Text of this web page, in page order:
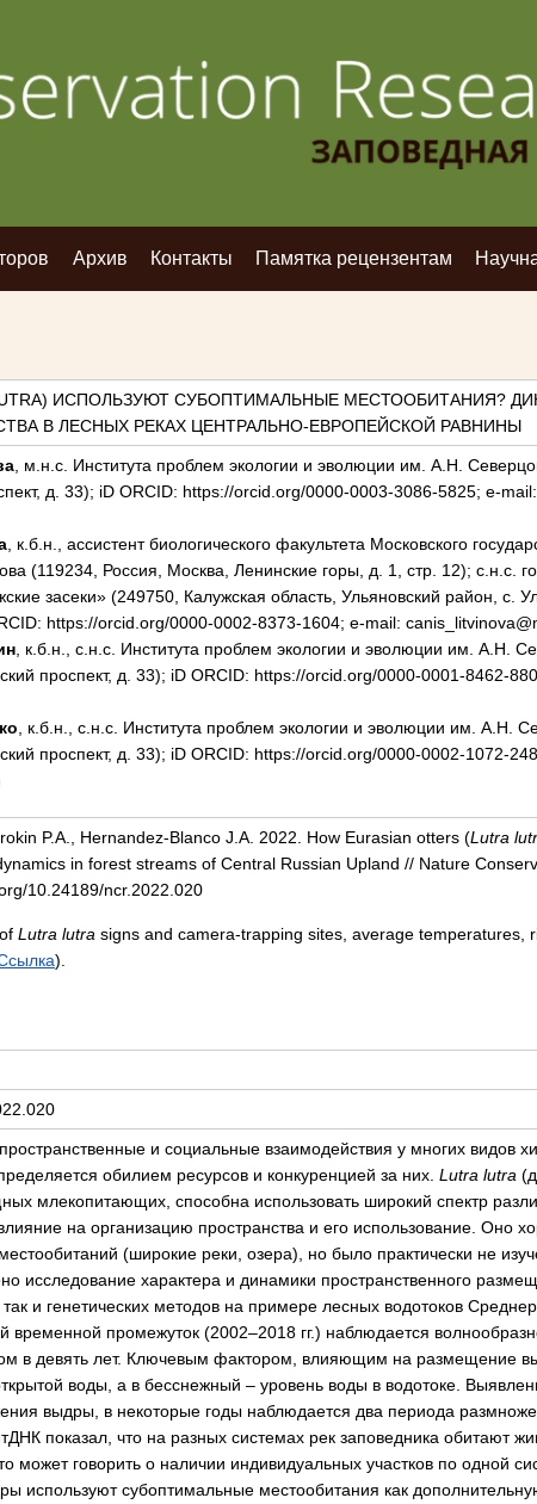
Архив Контакты Памятка рецензентам
ИСПОЛЬЗУЮТ СУБОПТИМАЛЬНЫЕ МЕСТООБИТАНИЯ?
В ЛЕСНЫХ РЕКАХ ЦЕНТРАЛЬНО-ЕВРОПЕЙСКОЙ РАВНИНЫ
, м.н.с. Института проблем экологии и эволюции им. А.Н.
д. 33); iD ORCID: https://orcid.org/0000-0003-3086-5825; e-mail:
, к.б.н., ассистент биологического факультета Московского
(119234, Россия, Москва, Ленинские горы, д. 1, стр. 12); с.н.с.
засеки» (249750, Калужская область, Ульяновский район, с.
https://orcid.org/0000-0002-8373-1604; e-mail:
, к.б.н., с.н.с. Института проблем экологии и эволюции им. А.Н.
проспект, д. 33); iD ORCID: https://orcid.org/0000-0001-8462-
, к.б.н., с.н.с. Института проблем экологии и эволюции им. А.Н.
проспект, д. 33); iD ORCID: https://orcid.org/0000-0002-1072-
P.A., Hernandez-Blanco J.A. 2022. How Eurasian otters (Lutra
in forest streams of Central Russian Upland // Nature
10.24189/ncr.2022.020
Lutra lutra signs and camera-trapping sites, average temperatures,
).
и социальные взаимодействия у многих видов
обилием ресурсов и конкуренцией за них. Lutra lutra
млекопитающих, способна использовать широкий спектр
на организацию пространства и его использование. Оно
(широкие реки, озера), но было практически не
исследование характера и динамики пространственного
и генетических методов на примере лесных водотоков
временной промежуток (2002–2018 гг.) наблюдается
в девять лет. Ключевым фактором, влияющим на размещение
воды, а в бесснежный – уровень воды в водотоке.
выдры, в некоторые годы наблюдается два периода
показал, что на разных системах рек заповедника обитают
может говорить о наличии индивидуальных участков по одной
используют субоптимальные местообитания как